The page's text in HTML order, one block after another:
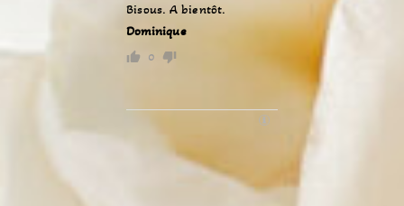
Bisous. A bientôt.
Dominique
0